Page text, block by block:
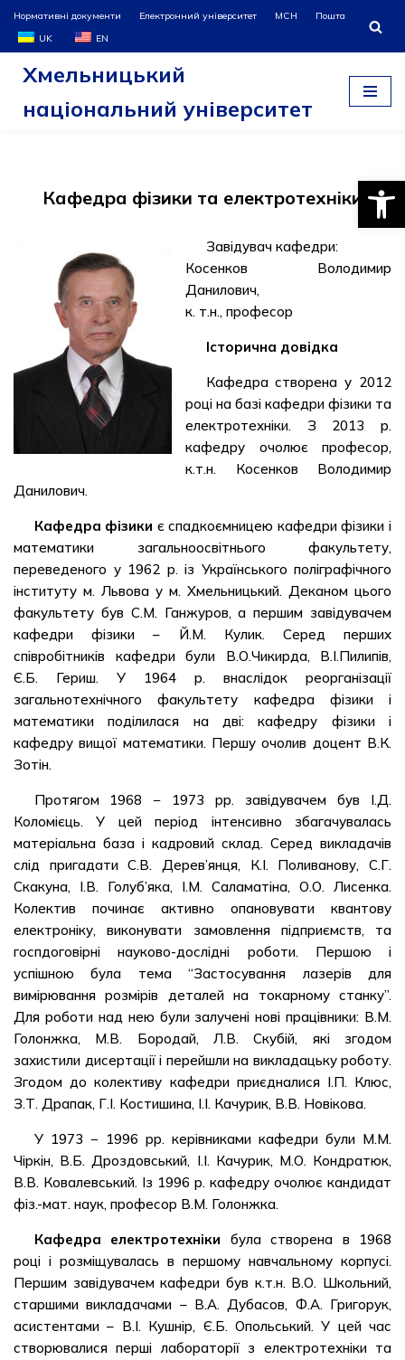
Перейти
до
Нормативні документи Електронний університет МСН
Пошта
UK
EN
Хмельницький
національний університет
Кафедра фізики та електротехніки
Завідувач кафедри:
Косенков Володимир
Данилович,
к. т.н., професор
Історична довідка
Кафедра створена у 2012
році на базі кафедри фізики та
електротехніки. З 2013 р.
кафедру очолює професор,
к.т.н. Косенков Володимир
Данилович.
Кафедра фізики є спадкоємницею кафедри фізики і
математики загальноосвітнього факультету,
переведеного у 1962 р. із Українського поліграфічного
інституту м. Львова у м. Хмельницький. Деканом цього
факультету був С.М. Ганжуров, а першим завідувачем
кафедри фізики – Й.М. Кулик. Серед перших
співробітників кафедри були В.О.Чикирда, В.І.Пилипів,
Є.Б. Гериш. У 1964 р. внаслідок реорганізації
загальнотехнічного факультету кафедра фізики і
математики поділилася на дві: кафедру фізики і
кафедру вищої математики. Першу очолив доцент В.К.
Зотін.
Протягом 1968 − 1973 рр. завідувачем був І.Д.
Коломієць. У цей період інтенсивно збагачувалась
матеріальна база і кадровий склад. Серед викладачів
слід пригадати С.В. Дерев’янця, К.І. Поливанову, С.Г.
Скакуна, І.В. Голуб’яка, І.М. Саламатіна, О.О. Лисенка.
Колектив починає активно опановувати квантову
електроніку, виконувати замовлення підприємств, та
госпдоговірні науково-дослідні роботи. Першою і
успішною була тема “Застосування лазерів для
вимірювання розмірів деталей на токарному станку”.
Для роботи над нею були залучені нові працівники: В.М.
Голонжка, М.В. Бородай, Л.В. Скубій, які згодом
захистили дисертації і перейшли на викладацьку роботу.
Згодом до колективу кафедри приєдналися І.П. Клюс,
З.Т. Драпак, Г.І. Костишина, І.І. Качурик, В.В. Новікова.
У 1973 − 1996 рр. керівниками кафедри були М.М.
Чіркін, В.Б. Дроздовський, І.І. Качурик, М.О. Кондратюк,
В.В. Ковалевський. Із 1996 р. кафедру очолює кандидат
фіз.-мат. наук, професор В.М. Голонжка.
Кафедра електротехніки була створена в 1968
році і розміщувалась в першому навчальному корпусі.
Першим завідувачем кафедри був к.т.н. В.О. Школьний,
старшими викладачами – В.А. Дубасов, Ф.А. Григорук,
асистентами – В.І. Кушнір, Є.Б. Опольський. У цей час
створювалися перші лабораторії з електротехніки та